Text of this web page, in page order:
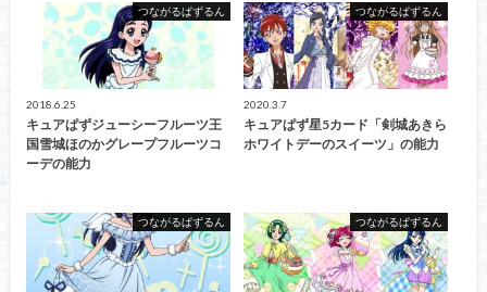
つながるぱずるん
2018.6.25
キュアぱずジューシーフルーツ王
国雪城ほのかグレープフルーツコ
ーデの能力
つながるぱずるん
2020.3.7
キュアぱず星5カード「剣城あきら
ホワイトデーのスイーツ」の能力
つながるぱずるん つながるぱずるん